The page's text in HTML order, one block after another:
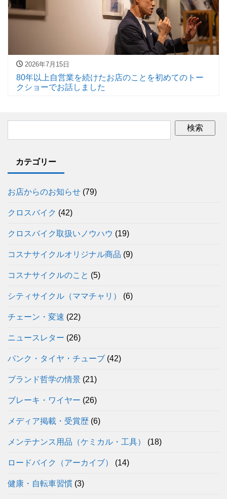
2026年7月15日
80年以上自営業を続けたお店のことを初めてのトー
クショーでお話しました
カテゴリー
お店からのお知らせ (79)
クロスバイク (42)
クロスバイク取扱いノウハウ (19)
コスナサイクルオリジナル商品 (9)
コスナサイクルのこと (5)
シティサイクル（ママチャリ） (6)
チェーン・変速 (22)
ニュースレター (26)
パンク・タイヤ・チューブ (42)
ブランド哲学の情景 (21)
ブレーキ・ワイヤー (26)
メディア掲載・受賞歴 (6)
メンテナンス用品（ケミカル・工具） (18)
ロードバイク（アーカイブ） (14)
健康・自転車習慣 (3)